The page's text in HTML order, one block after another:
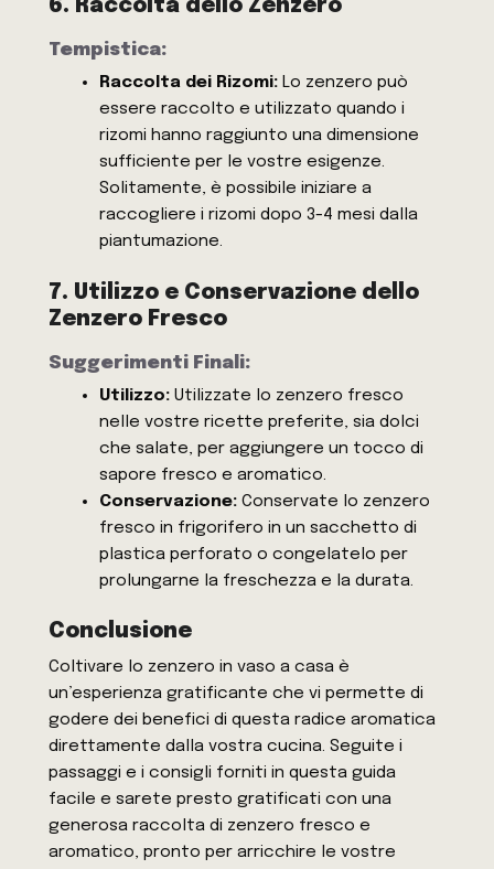
6. Raccolta dello Zenzero
Tempistica:
Raccolta dei Rizomi:Lo zenzero può
essere raccolto e utilizzato quando i
rizomi hanno raggiunto una dimensione
sufficiente per le vostre esigenze.
Solitamente, è possibile iniziare a
raccogliere i rizomi dopo 3-4 mesi dalla
piantumazione.
7. Utilizzo e Conservazione dello
Zenzero Fresco
Suggerimenti Finali:
Utilizzo:Utilizzate lo zenzero fresco
nelle vostre ricette preferite, sia dolci
che salate, per aggiungere un tocco di
sapore fresco e aromatico.
Conservazione:Conservate lo zenzero
fresco in frigorifero in un sacchetto di
plastica perforato o congelatelo per
prolungarne la freschezza e la durata.
Conclusione
Coltivare lo zenzero in vaso a casa è
un’esperienza gratificante che vi permette di
godere dei benefici di questa radice aromatica
direttamente dalla vostra cucina. Seguite i
passaggi e i consigli forniti in questa guida
facile e sarete presto gratificati con una
generosa raccolta di zenzero fresco e
aromatico, pronto per arricchire le vostre